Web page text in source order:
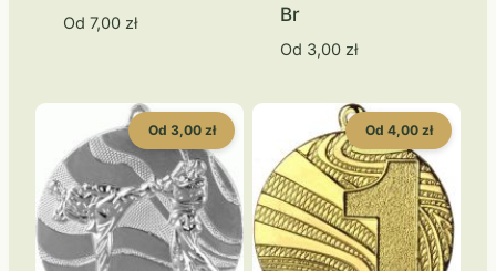
Od 7,00 zł
Br
Od 3,00 zł
Od 3,00 zł Od 4,00 zł